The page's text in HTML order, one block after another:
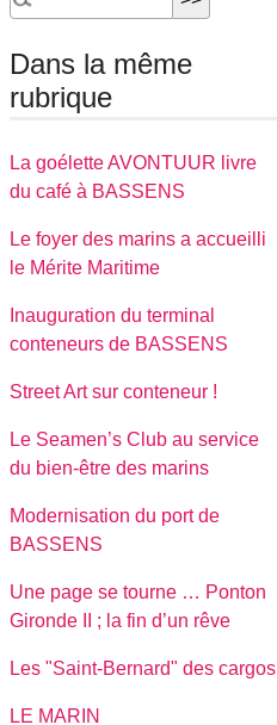
Dans la même
rubrique
La goélette AVONTUUR livre
du café à BASSENS
Le foyer des marins a accueilli
le Mérite Maritime
Inauguration du terminal
conteneurs de BASSENS
Street Art sur conteneur !
Le Seamen’s Club au service
du bien-être des marins
Modernisation du port de
BASSENS
Une page se tourne … Ponton
Gironde II ; la fin d’un rêve
Les "Saint-Bernard" des cargos
LE MARIN